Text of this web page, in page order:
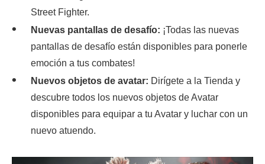
Street Fighter.
Nuevas pantallas de desafío: ¡Todas las nuevas
pantallas de desafío están disponibles para ponerle
emoción a tus combates!
Nuevos objetos de avatar: Dirígete a la Tienda y
descubre todos los nuevos objetos de Avatar
disponibles para equipar a tu Avatar y luchar con un
nuevo atuendo.